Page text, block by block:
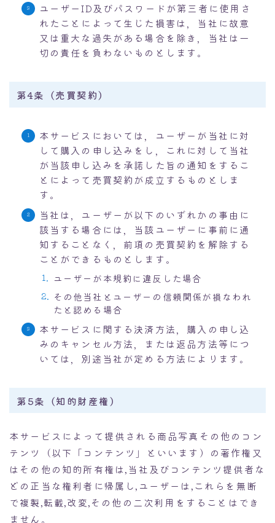
ユーザーID及びパスワードが第三者に使用さ
れたことによって生じた損害は，当社に故意
又は重大な過失がある場合を除き，当社は一
切の責任を負わないものとします。
第4条（売買契約）
本サービスにおいては，ユーザーが当社に対
して購入の申し込みをし，これに対して当社
が当該申し込みを承諾した旨の通知をするこ
とによって売買契約が成立するものとしま
す。
当社は，ユーザーが以下のいずれかの事由に
該当する場合には，当該ユーザーに事前に通
知することなく，前項の売買契約を解除する
ことができるものとします。
ユーザーが本規約に違反した場合
その他当社とユーザーの信頼関係が損なわれ
たと認める場合
本サービスに関する決済方法，購入の申し込
みのキャンセル方法，または返品方法等につ
いては，別途当社が定める方法によります。
第5条（知的財産権）
本サービスによって提供される商品写真その他のコン
テンツ（以下「コンテンツ」といいます）の著作権又
はその他の知的所有権は,当社及びコンテンツ提供者な
どの正当な権利者に帰属し,ユーザーは,これらを無断
で複製,転載,改変,その他の二次利用をすることはでき
ません。